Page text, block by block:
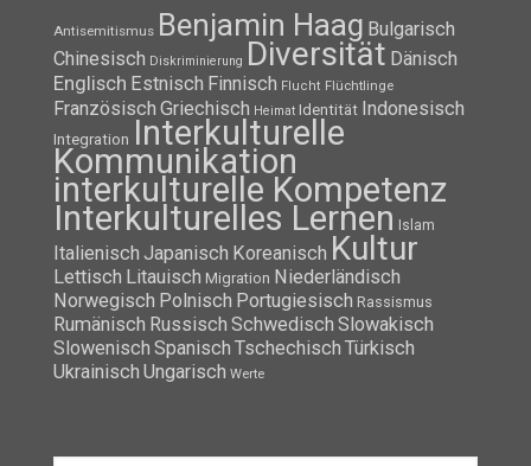
Antisemitismus Benjamin Haag Bulgarisch
Chinesisch Diskriminierung Diversität Dänisch
Englisch Estnisch Finnisch Flucht Flüchtlinge
Französisch Griechisch Heimat Identität Indonesisch
Integration Interkulturelle
Kommunikation
interkulturelle Kompetenz
Interkulturelles Lernen Islam
Italienisch Japanisch Koreanisch Kultur
Lettisch Litauisch Migration Niederländisch
Norwegisch Polnisch Portugiesisch Rassismus
Rumänisch Russisch Schwedisch Slowakisch
Slowenisch Spanisch Tschechisch Türkisch
Ukrainisch Ungarisch Werte